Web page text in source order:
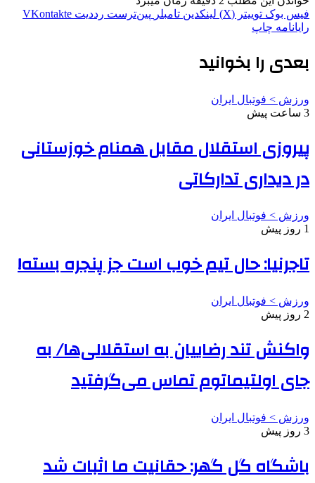
فیس بوک توییتر (X) لینکدین ‫تامبلر ‫پین‌ترست ‫رددیت ‫VKontakte
رایانامه چاپ
بعدی را بخوانید
ورزش > فوتبال ایران
3 ساعت پیش
پیروزی استقلال مقابل همنام خوزستانی
در دیداری تدارکاتی
ورزش > فوتبال ایران
1 روز پیش
تاجرنیا: حال تیم خوب است جز پنجره بسته!
ورزش > فوتبال ایران
2 روز پیش
واکنش تند رضاییان به استقلالی‌ها/ به
جای اولتیماتوم تماس می‌گرفتید
ورزش > فوتبال ایران
3 روز پیش
باشگاه گل گهر: حقانیت ما اثبات شد